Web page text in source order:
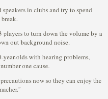
in clubs and try to spend
to turn down the volume by a
out background noise.
year-olds with hearing problems,
one cause.
now so they can enjoy the